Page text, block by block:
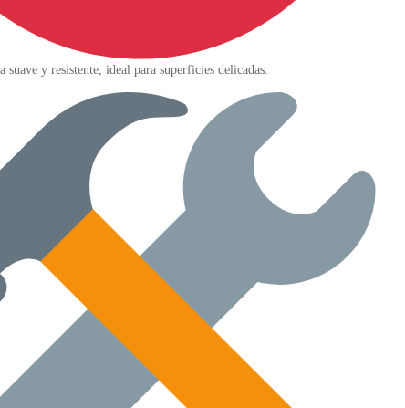
suave y resistente, ideal para superficies delicadas.